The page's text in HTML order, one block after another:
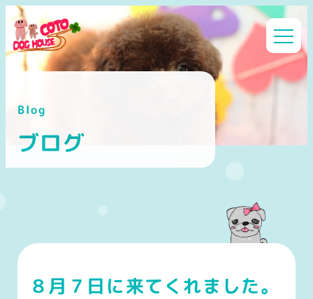
メ
イ
ン
へ
Blog
ブログ
８月７日に来てくれました。